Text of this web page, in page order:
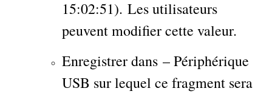
15:02:51). Les utilisateurs
peuvent modifier cette valeur.
Enregistrer dans – Périphérique
USB sur lequel ce fragment sera